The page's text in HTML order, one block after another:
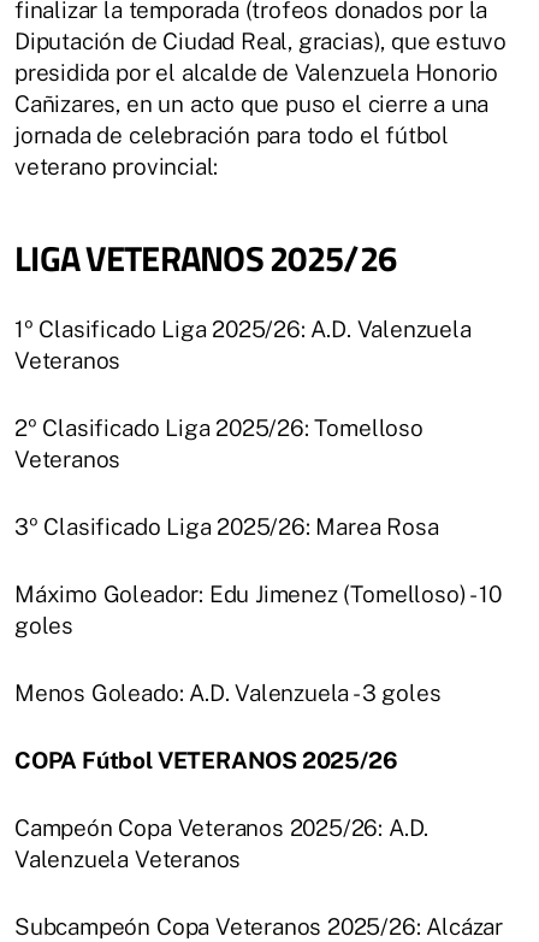
finalizar la temporada (trofeos donados por la
Diputación de Ciudad Real, gracias), que estuvo
presidida por el alcalde de Valenzuela Honorio
Cañizares, en un acto que puso el cierre a una
jornada de celebración para todo el fútbol
veterano provincial:
LIGA VETERANOS 2025/26
1º Clasificado Liga 2025/26: A.D. Valenzuela
Veteranos
2º Clasificado Liga 2025/26: Tomelloso
Veteranos
3º Clasificado Liga 2025/26: Marea Rosa
Máximo Goleador: Edu Jimenez (Tomelloso) - 10
goles
Menos Goleado: A.D. Valenzuela - 3 goles
COPA Fútbol VETERANOS 2025/26
Campeón Copa Veteranos 2025/26: A.D.
Valenzuela Veteranos
Subcampeón Copa Veteranos 2025/26: Alcázar